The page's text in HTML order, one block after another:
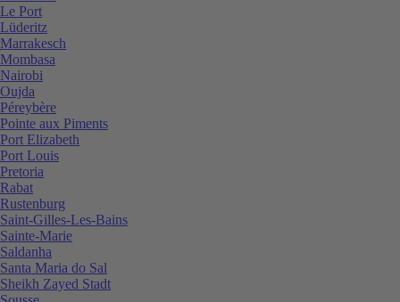
Le Port
Lüderitz
Marrakesch
Mombasa
Nairobi
Oujda
Péreybère
Pointe aux Piments
Port Elizabeth
Port Louis
Pretoria
Rabat
Rustenburg
Saint-Gilles-Les-Bains
Sainte-Marie
Saldanha
Santa Maria do Sal
Sheikh Zayed Stadt